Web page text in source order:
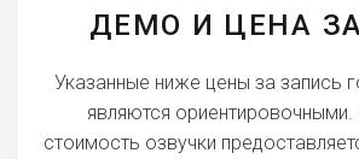
ДЕМО И ЦЕНА
Указанные ниже цены за запись
являются ориентировочными.
стоимость озвучки